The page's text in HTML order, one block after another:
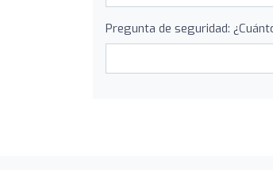
Pregunta de seguridad: